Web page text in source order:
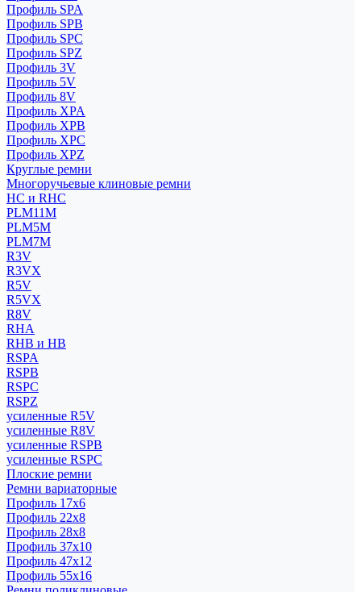
Профиль SPA
Профиль SPB
Профиль SPC
Профиль SPZ
Профиль 3V
Профиль 5V
Профиль 8V
Профиль XPA
Профиль XPB
Профиль XPC
Профиль XPZ
Круглые ремни
Многоручьевые клиновые ремни
HC и RHC
PLM11M
PLM5M
PLM7M
R3V
R3VX
R5V
R5VX
R8V
RHA
RHB и HB
RSPA
RSPB
RSPC
RSPZ
усиленные R5V
усиленные R8V
усиленные RSPB
усиленные RSPC
Плоские ремни
Ремни вариаторные
Профиль 17x6
Профиль 22x8
Профиль 28x8
Профиль 37x10
Профиль 47x12
Профиль 55x16